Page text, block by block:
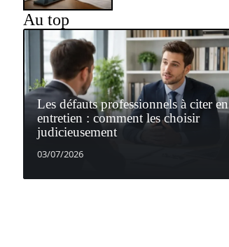
Au top
Les défauts professionnels à citer en
entretien : comment les choisir
judicieusement
03/07/2026